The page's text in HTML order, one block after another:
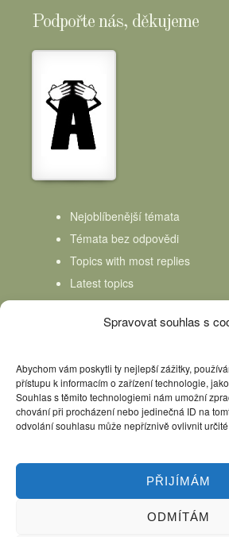
Spravovat souhlas s
Abychom vám poskytli ty nejlepší zážitky,
přístupu k informacím o zařízení technologie,
Souhlas s těmito technologiemi nám umožní
chování při procházení nebo jedinečná ID na
odvolání souhlasu může nepříznivě ovlivnit
PŘIJÍMÁM
ODMÍTÁM
Podpořte nás, děkujeme
Nejoblíbenější témata
Témata bez odpovědi
Topics with most replies
Latest topics
Topics Freshness